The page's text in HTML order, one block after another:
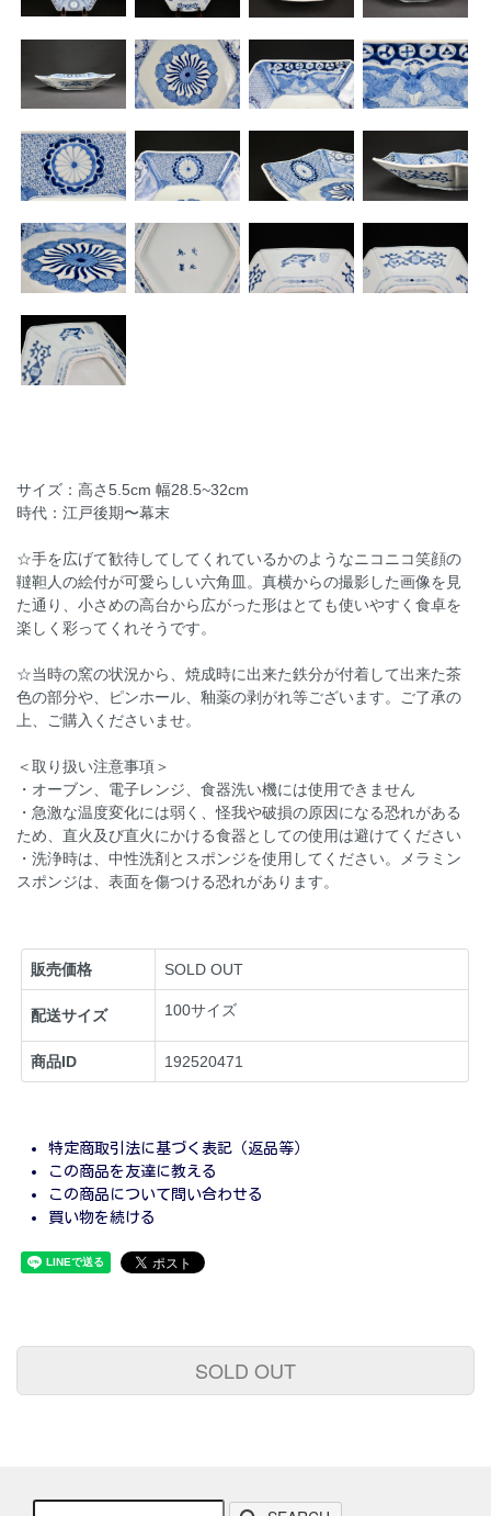
サイズ：高さ5.5cm 幅28.5~32cm
時代：江戸後期〜幕末
☆手を広げて歓待してしてくれているかのようなニコニコ笑顔の
韃靼人の絵付が可愛らしい六角皿。真横からの撮影した画像を見
た通り、小さめの高台から広がった形はとても使いやすく食卓を
楽しく彩ってくれそうです。
☆当時の窯の状況から、焼成時に出来た鉄分が付着して出来た茶
色の部分や、ピンホール、釉薬の剥がれ等ございます。ご了承の
上、ご購入くださいませ。
＜取り扱い注意事項＞
・オーブン、電子レンジ、食器洗い機には使用できません
・急激な温度変化には弱く、怪我や破損の原因になる恐れがある
ため、直火及び直火にかける食器としての使用は避けてください
・洗浄時は、中性洗剤とスポンジを使用してください。メラミン
スポンジは、表面を傷つける恐れがあります。
販売価格 SOLD OUT
配送サイズ 100サイズ
商品ID 192520471
特定商取引法に基づく表記（返品等）
この商品を友達に教える
この商品について問い合わせる
買い物を続ける
SOLD OUT